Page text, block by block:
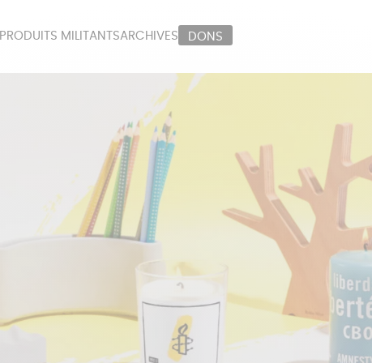
PAPETERIE
ÉPICERIE
PRODUITS MILITANTSARCHIVES DONS